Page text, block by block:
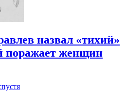
назвал «тихий»
поражает женщин